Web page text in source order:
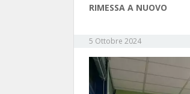
RIMESSA A NUOVO
5 Ottobre 2024